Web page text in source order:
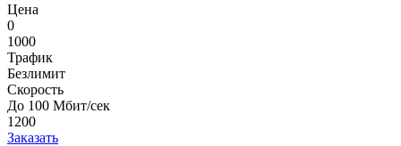
Цена
0
1000
Трафик
Безлимит
Скорость
До 100 Мбит/сек
1200
Заказать